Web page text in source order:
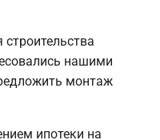
нашими
монтаж
ипотеки на